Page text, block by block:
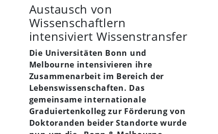
Austausch von
Wissenschaftlern
intensiviert Wissenstransfer
Die Universitäten Bonn und
Melbourne intensivieren ihre
Zusammenarbeit im Bereich der
Lebenswissenschaften. Das
gemeinsame internationale
Graduiertenkolleg zur Förderung von
Doktoranden beider Standorte wurde